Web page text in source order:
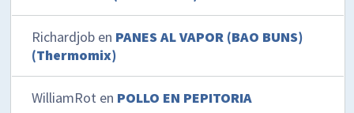
Richardjob en PANES AL VAPOR (BAO BUNS)
(Thermomix)
WilliamRot en POLLO EN PEPITORIA